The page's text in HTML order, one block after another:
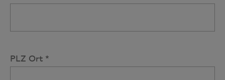
PLZ Ort *